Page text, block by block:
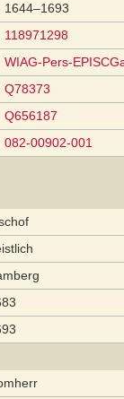
1644–1693
118971298
WIAG-Pers-
Q78373
Q656187
082-00902-001